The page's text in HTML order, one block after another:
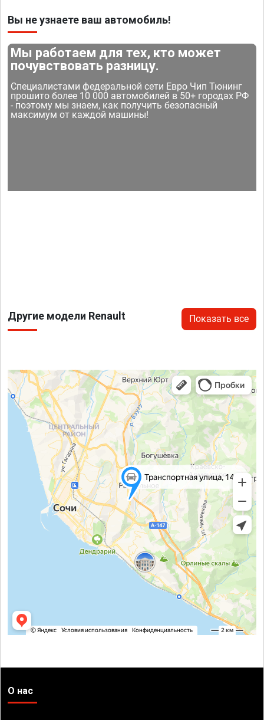
Вы не узнаете ваш автомобиль!
Мы работаем для тех, кто может
почувствовать разницу.
Специалистами федеральной сети Евро Чип Тюнинг
прошито более 10 000 автомобилей в 50+ городах РФ
- поэтому мы знаем, как получить безопасный
максимум от каждой машины!
Другие модели Renault Показать все
О нас